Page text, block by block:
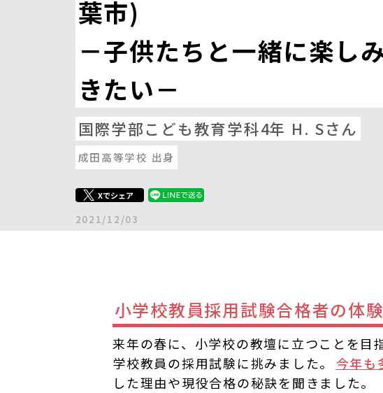
葉市)
－子供たちと一緒に楽し
きたい－
国際学部こども教育学科4年 H. Sさん
成田高等学校 出身
Xでシェア
2021/12/03
小学校教員採用試験合格者の体
来年の春に、小学校の教壇に立つことを
学校教員の採用試験に挑みました。
今年も
した理由や現役合格の秘訣を聞きました。